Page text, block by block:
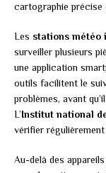
cartographie précise
Les stations météo
surveiller plusieurs
une application
outils facilitent le
problèmes, avant
L’Institut national
vérifier
Au-delà des